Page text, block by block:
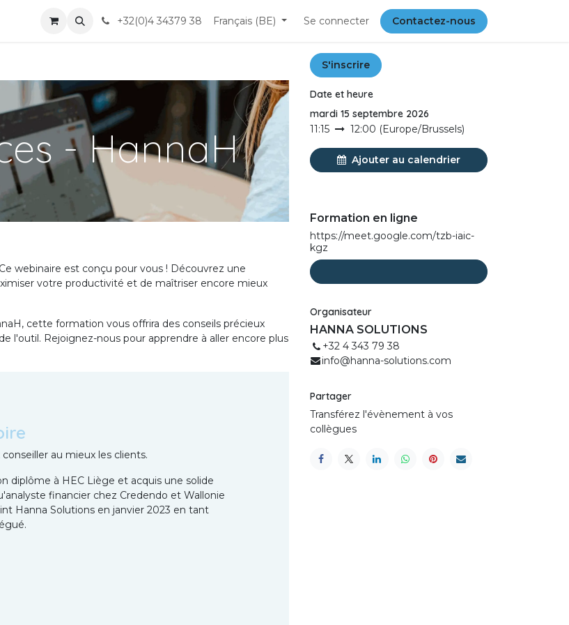
+32(0)4 34379 38 Français (BE) Se connecter Contactez-nous
- HannaH
webinaire est conçu pour vous ! Découvrez une
votre productivité et de maîtriser encore mieux
cette formation vous offrira des conseils précieux
l'outil. Rejoignez-nous pour apprendre à aller encore plus
au mieux les clients.
diplôme à HEC Liège et acquis une solide
financier chez Credendo et Wallonie
Hanna Solutions en janvier 2023 en tant
S'inscrire
Date et heure
mardi 15 septembre 2026
11:15
12:00 (Europe/Brussels)
Ajouter au calendrier
Formation en ligne
https://meet.google.com/tzb-iaic-
kgz
Organisateur
HANNA SOLUTIONS
+32 4 343 79 38
info@hanna-solutions.com
Partager
Transférez l'évènement à vos
collègues